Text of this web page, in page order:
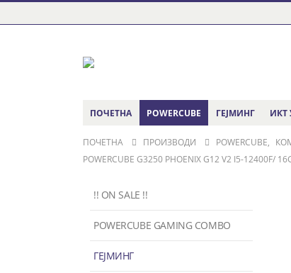
ПОЧЕТНА POWERCUBE ГЕЈМИНГ ИКТ
ПОЧЕТНА ПРОИЗВОДИ POWERCUBE,
POWERCUBE G3250 PHOENIX G12 V2 I5-12400F/
!! ON SALE !!
POWERCUBE GAMING COMBO
ГЕЈМИНГ